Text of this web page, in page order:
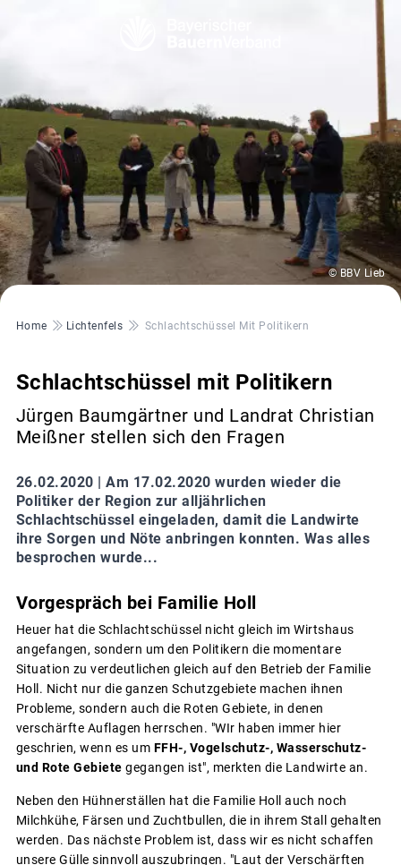
© BBV Lieb
Pfadnavigation
Home Lichtenfels Schlachtschüssel Mit Politikern
Schlachtschüssel mit Politikern
Jürgen Baumgärtner und Landrat Christian
Meißner stellen sich den Fragen
26.02.2020 | Am 17.02.2020 wurden wieder die
Politiker der Region zur alljährlichen
Schlachtschüssel eingeladen, damit die Landwirte
ihre Sorgen und Nöte anbringen konnten. Was alles
besprochen wurde...
Vorgespräch bei Familie Holl
Heuer hat die Schlachtschüssel nicht gleich im Wirtshaus
angefangen, sondern um den Politikern die momentare
Situation zu verdeutlichen gleich auf den Betrieb der Familie
Holl. Nicht nur die ganzen Schutzgebiete machen ihnen
Probleme, sondern auch die Roten Gebiete, in denen
verschärfte Auflagen herrschen. "WIr haben immer hier
geschrien, wenn es um FFH-, Vogelschutz-, Wasserschutz-
und Rote Gebiete gegangen ist", merkten die Landwirte an.
Neben den Hühnerställen hat die Familie Holl auch noch
Milchkühe, Färsen und Zuchtbullen, die in ihrem Stall gehalten
werden. Das nächste Problem ist, dass wir es nicht schaffen
unsere Gülle sinnvoll auszubringen. "Laut der Verschärften